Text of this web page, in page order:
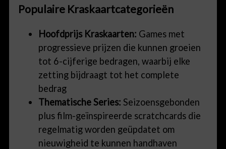
Populaire Kraskaartcategorieën
Hoofdprijs Kraskaarten: Games met
progressieve prijzen die kunnen groeien
tot 6-cijferige bedragen, waarbij elke
zetting bijdraagt tot het complete
bedrag
Thematische Series: Seizoensgebonden
plus film-geïnspireerde scratchcards die
regelmatig worden geüpdatet om
nieuwigheid te kunnen handhaven